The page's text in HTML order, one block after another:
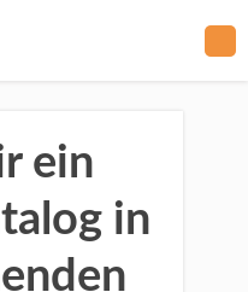
ein
in